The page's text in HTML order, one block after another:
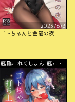
2023/8/3
ゴトちゃんと金曜の夜
艦隊これくしょん-艦こ